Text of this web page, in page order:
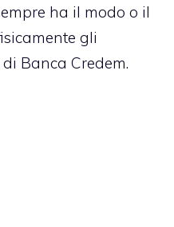
ha il modo o il
gli
Banca Credem.